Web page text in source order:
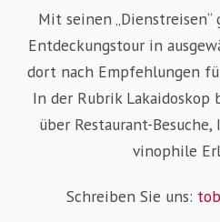
Mit seinen
Entdeckungstour in
dort nach Empfehlungen
In der Rubrik Lakaidoskop
über Restaurant-
vinophile
Schreiben Sie uns: